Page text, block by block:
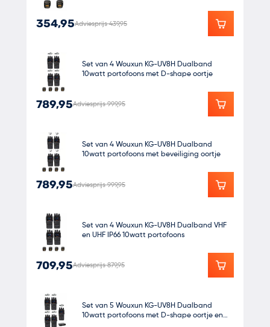
354,95Adviesprijs 439,95
Set van 4 Wouxun KG-UV8H Dualband
10watt portofoons met D-shape oortje
789,95Adviesprijs 999,95
Set van 4 Wouxun KG-UV8H Dualband
10watt portofoons met beveiliging oortje
789,95Adviesprijs 999,95
Set van 4 Wouxun KG-UV8H Dualband VHF
en UHF IP66 10watt portofoons
709,95Adviesprijs 879,95
Set van 5 Wouxun KG-UV8H Dualband
10watt portofoons met D-shape oortje en